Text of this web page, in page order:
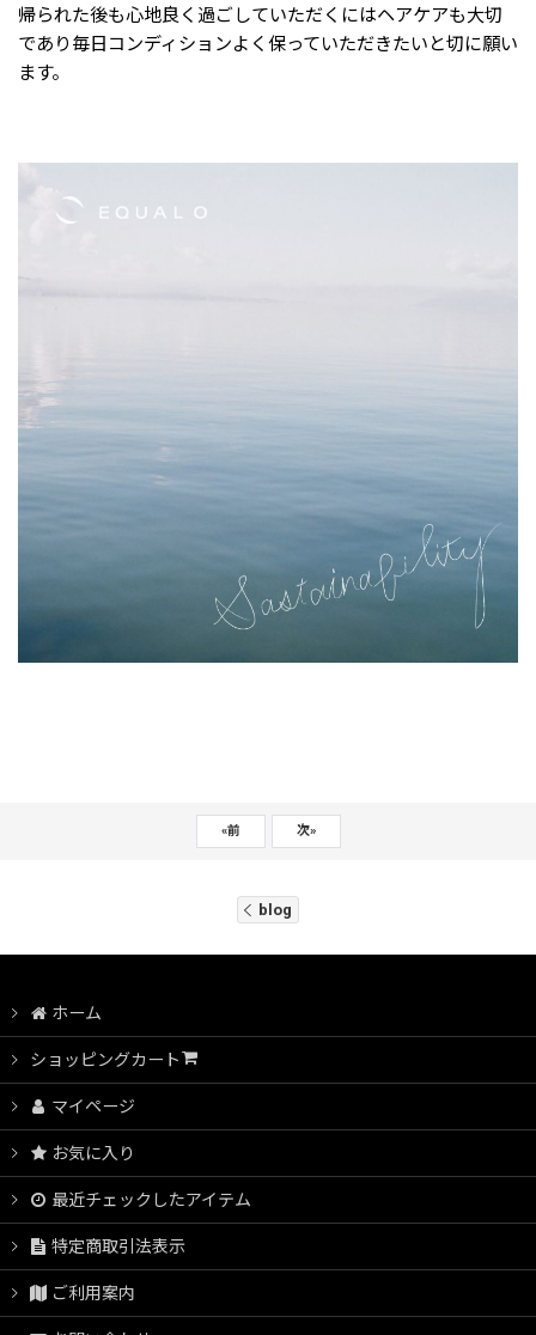
帰られた後も心地良く過ごしていただくにはヘアケアも大切
であり毎日コンディションよく保っていただきたいと切に願い
ます。
«前 次»
blog
ホーム
ショッピングカート
マイページ
お気に入り
最近チェックしたアイテム
特定商取引法表示
ご利用案内